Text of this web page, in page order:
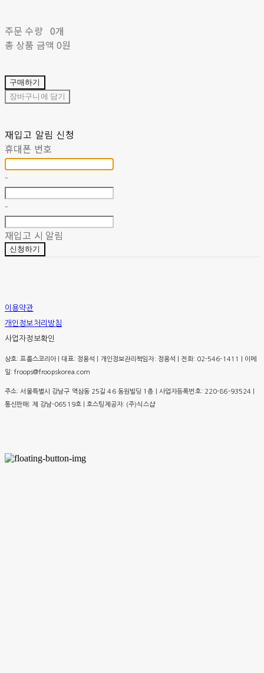
주문 수량 0개
총 상품 금액 0원
구매하기
장바구니에 담기
재입고 알림 신청
휴대폰 번호
-
-
재입고 시 알림
신청하기
이용약관
개인정보처리방침
사업자정보확인
상호: 프룹스코리아 | 대표: 정용석 | 개인정보관리책임자: 정용석 | 전화: 02-546-1411 | 이메
일: froops@froopskorea.com
주소: 서울특별시 강남구 역삼동 25길 46 동원빌딩 1층 | 사업자등록번호: 220-86-93524
통신판매: 제 강남-06519호| 호스팅제공자: (주)식스샵